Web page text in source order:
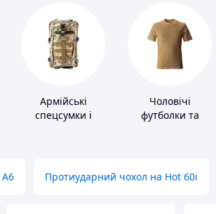
Армійські
спецсумки і
Чоловічі
футболки та
А6 Протиударний чохол на Hot 60i